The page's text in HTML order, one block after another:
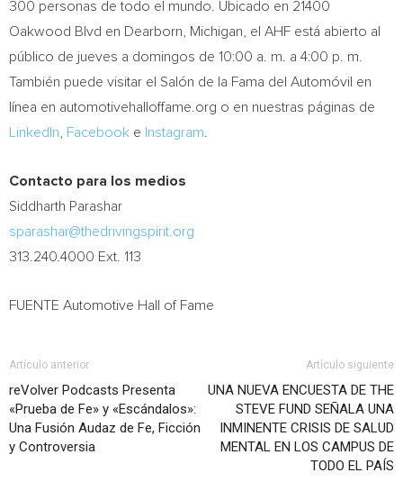
300 personas de todo el mundo. Ubicado en 21400
Oakwood Blvd en Dearborn, Michigan , el AHF está abierto al
público de jueves a domingos de 10:00 a. m. a 4:00 p. m.
También puede visitar el Salón de la Fama del Automóvil en
línea en automotivehalloffame.org o en nuestras páginas de
LinkedIn
Facebook e Instagram
Contacto para los medios
Siddharth Parashar
sparashar@thedrivingspirit.org
313.240.4000 Ext. 113
FUENTE Automotive Hall of Fame
Artículo anterior
reVolver Podcasts Presenta
«Prueba de Fe» y «Escándalos»:
Una Fusión Audaz de Fe, Ficción
y Controversia
Artículo siguiente
UNA NUEVA ENCUESTA DE THE
STEVE FUND SEÑALA UNA
INMINENTE CRISIS DE SALUD
MENTAL EN LOS CAMPUS DE
TODO EL PAÍS